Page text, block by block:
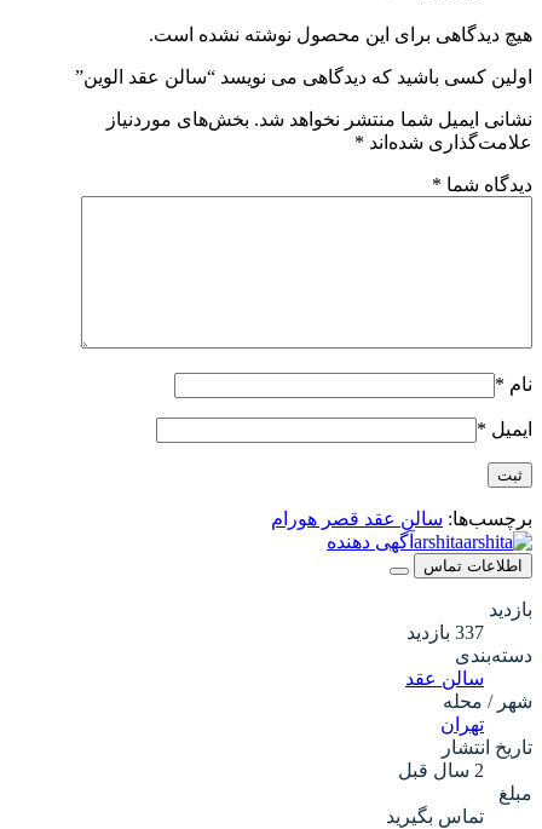
هیچ دیدگاهی برای این محصول نوشته نشده است.
اولین کسی باشید که دیدگاهی می نویسد “سالن عقد الوین”
نشانی ایمیل شما منتشر نخواهد شد. بخش‌های موردنیاز
علامت‌گذاری شده‌اند *
دیدگاه شما *
نام *
ایمیل *
برچسب‌ها: سالن عقد قصر هورام
arshitaآگهی دهنده
اطلاعات تماس
بازدید
337 بازدید
دسته‌بندی
سالن عقد
شهر / محله
تهران
تاریخ انتشار
2 سال قبل
مبلغ
تماس بگیرید